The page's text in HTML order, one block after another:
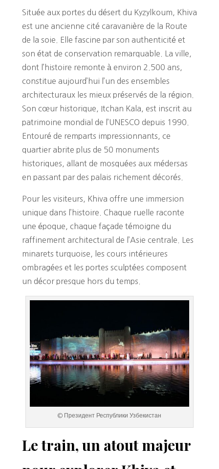
Située aux portes du désert du Kyzylkoum, Khiva
est une ancienne cité caravanière de la Route
de la soie. Elle fascine par son authenticité et
son état de conservation remarquable. La ville,
dont l’histoire remonte à environ 2.500 ans,
constitue aujourd’hui l’un des ensembles
architecturaux les mieux préservés de la région.
Son cœur historique, Itchan Kala, est inscrit au
patrimoine mondial de l’UNESCO depuis 1990.
Entouré de remparts impressionnants, ce
quartier abrite plus de 50 monuments
historiques, allant de mosquées aux médersas
en passant par des palais richement décorés.
Pour les visiteurs, Khiva offre une immersion
unique dans l’histoire. Chaque ruelle raconte
une époque, chaque façade témoigne du
raffinement architectural de l’Asie centrale. Les
minarets turquoise, les cours intérieures
ombragées et les portes sculptées composent
un décor presque hors du temps.
© Президент Республики Узбекистан
Le train, un atout majeur